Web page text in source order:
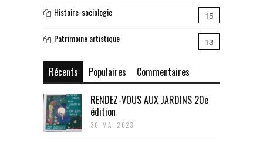
Histoire-sociologie 15
Patrimoine artistique 13
Récents Populaires
Commentaires
RENDEZ-VOUS AUX JARDINS 20e
édition
30 MAI 2023